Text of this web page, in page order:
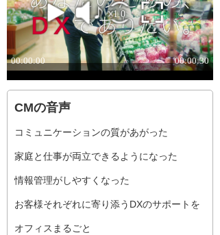
CMの音声
コミュニケーションの質があがった
家庭と仕事が両立できるようになった
情報管理がしやすくなった
お客様それぞれに寄り添うDXのサポートを
オフィスまるごと